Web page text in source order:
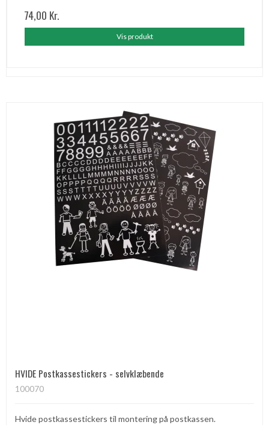
74,00 Kr.
Vis produkt
HVIDE Postkassestickers - selvklæbende
100070
Hvide postkassestickers til montering på postkassen.